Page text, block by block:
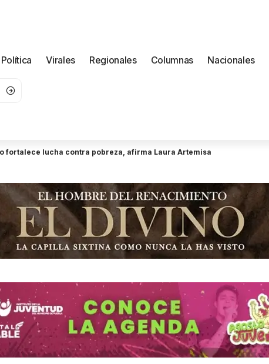
Política Virales Regionales Columnas Nacionales
fortalece lucha contra pobreza, afirma Laura Artemisa